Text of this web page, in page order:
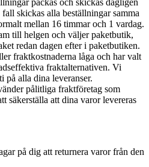
skickas alla beställningar samma
mellan 16 timmar och 1 vardag.
till helgen och väljer paketbutik,
redan dagen efter i paketbutiken.
fraktkostnaderna låga och har valt
fraktalternativen. Vi
på alla dina leveranser.
pålitliga fraktföretag som
säkerställa att dina varor levereras
på dig att returnera varor från den